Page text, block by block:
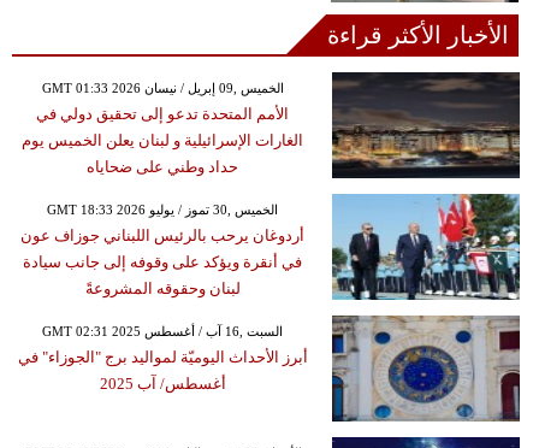
الأخبار الأكثر قراءة
GMT 01:33 2026 الخميس ,09 إبريل / نيسان
الأمم المتحدة تدعو إلى تحقيق دولي في
الغارات الإسرائيلية و لبنان يعلن الخميس يوم
حداد وطني على ضحاياه
GMT 18:33 2026 الخميس ,30 تموز / يوليو
أردوغان يرحب بالرئيس اللبناني جوزاف عون
في أنقرة ويؤكد على وقوفه إلى جانب سيادة
لبنان وحقوقه المشروعةً
GMT 02:31 2025 السبت ,16 آب / أغسطس
أبرز الأحداث اليوميّة لمواليد برج "الجوزاء" في
أغسطس/ آب 2025